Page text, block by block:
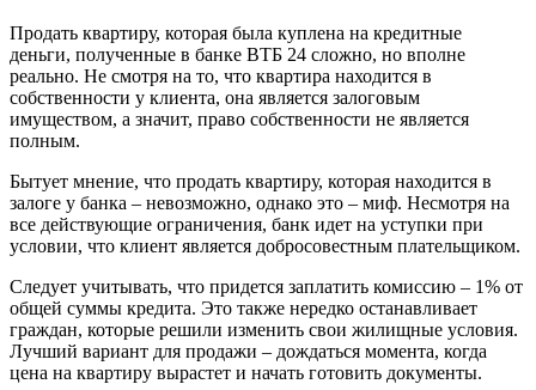
Продать квартиру, которая была куплена на кредитные
деньги, полученные в банке ВТБ 24 сложно, но вполне
реально. Не смотря на то, что квартира находится в
собственности у клиента, она является залоговым
имуществом, а значит, право собственности не является
полным.
Бытует мнение, что продать квартиру, которая находится в
залоге у банка – невозможно, однако это – миф. Несмотря на
все действующие ограничения, банк идет на уступки при
условии, что клиент является добросовестным плательщиком.
Следует учитывать, что придется заплатить комиссию – 1% от
общей суммы кредита. Это также нередко останавливает
граждан, которые решили изменить свои жилищные условия.
Лучший вариант для продажи – дождаться момента, когда
цена на квартиру вырастет и начать готовить документы.